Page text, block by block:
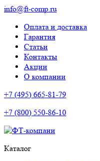
info@ft-comp.ru
Оплата и доставка
Гарантия
Статьи
Контакты
Акции
О компании
+7 (495) 665-81-79
+7 (800) 550-86-10
Каталог